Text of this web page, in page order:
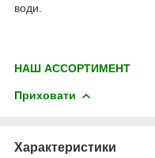
води.
НАШ АССОРТИМЕНТ
Приховати
Характеристики